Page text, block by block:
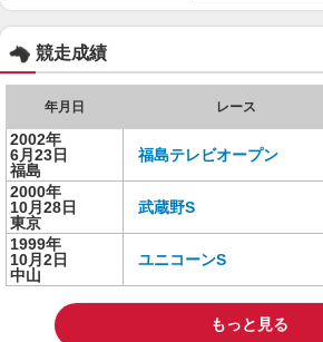
競走成績
年月日 レース
2002年
6月23日
福島
福島テレビオープン
2000年
10月28日
東京
武蔵野S
1999年
10月2日
中山
ユニコーンS
もっと見る